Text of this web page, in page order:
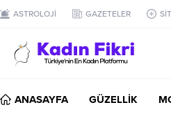
ASTROLOJİ GAZETELER
ANASAYFA GÜZELLİK